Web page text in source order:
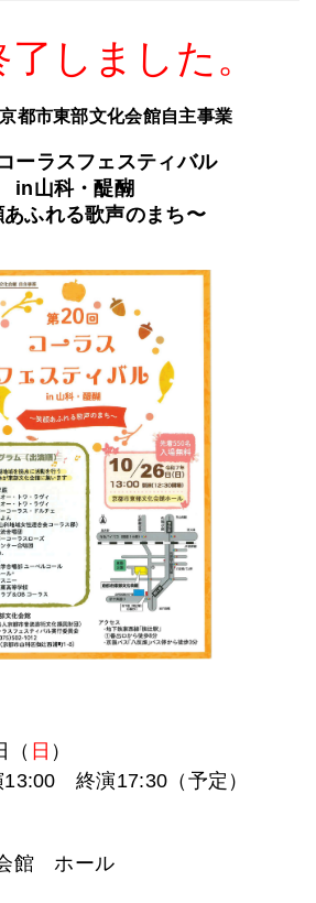
しました。
都市東部文化会館自主事業
ーラスフェスティバル
in山科・醍醐
あふれる歌声のまち〜
（ 日 ）
終演17:30（予定）
館 ホール